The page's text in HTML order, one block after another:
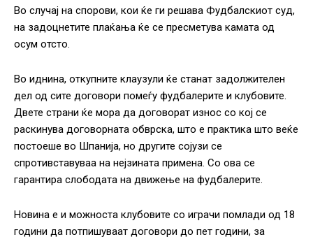
Во случај на спорови, кои ќе ги решава Фудбалскиот суд,
на задоцнетите плаќања ќе се пресметува камата од
осум отсто.
Во иднина, откупните клаузули ќе станат задолжителен
дел од сите договори помеѓу фудбалерите и клубовите.
Двете страни ќе мора да договорат износ со кој се
раскинува договорната обврска, што е практика што веќе
постоеше во Шпанија, но другите сојузи се
спротивставуваа на нејзината примена. Со ова се
гарантира слободата на движење на фудбалерите.
Новина е и можноста клубовите со играчи помлади од 18
години да потпишуваат договори до пет години, за